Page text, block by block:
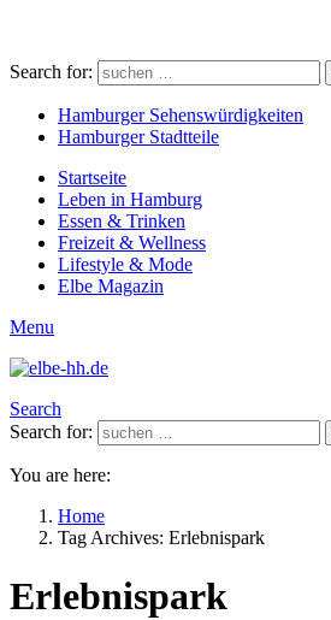
Search for:
Hamburger Sehenswürdigkeiten
Hamburger Stadtteile
Startseite
Leben in Hamburg
Essen & Trinken
Freizeit & Wellness
Lifestyle & Mode
Elbe Magazin
Menu
Search
Search for:
You are here:
Home
Tag Archives: Erlebnispark
Erlebnispark